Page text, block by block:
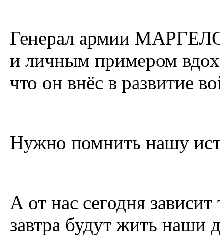
Генерал армии
и личным примером
что он внёс в развитие
Нужно помнить нашу
А от нас сегодня
завтра будут жить наши